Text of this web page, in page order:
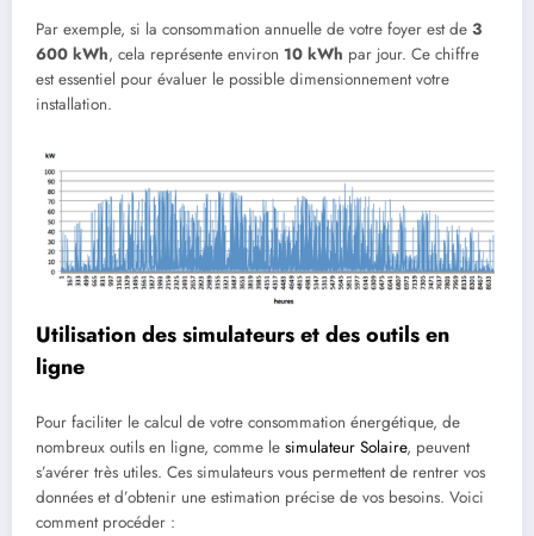
Par exemple, si la consommation annuelle de votre foyer est de 3
600 kWh, cela représente environ 10 kWh par jour. Ce chiffre
est essentiel pour évaluer le possible dimensionnement votre
installation.
Utilisation des simulateurs et des outils en
ligne
Pour faciliter le calcul de votre consommation énergétique, de
nombreux outils en ligne, comme le simulateur Solaire, peuvent
s’avérer très utiles. Ces simulateurs vous permettent de rentrer vos
données et d’obtenir une estimation précise de vos besoins. Voici
comment procéder :